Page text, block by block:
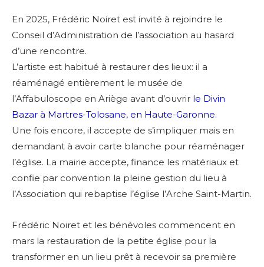
En 2025, Frédéric Noiret est invité à rejoindre le
Conseil d’Administration de l’association au hasard
d’une rencontre.
L’artiste est habitué à restaurer des lieux: il a
réaménagé entièrement le musée de
l’Affabuloscope en Ariège avant d’ouvrir le Divin
Bazar à Martres-Tolosane, en Haute-Garonne.
Une fois encore, il accepte de s’impliquer mais en
demandant à avoir carte blanche pour réaménager
l’église. La mairie accepte, finance les matériaux et
confie par convention la pleine gestion du lieu à
l’Association qui rebaptise l’église l’Arche Saint-Martin.
Frédéric Noiret et les bénévoles commencent en
mars la restauration de la petite église pour la
transformer en un lieu prêt à recevoir sa première